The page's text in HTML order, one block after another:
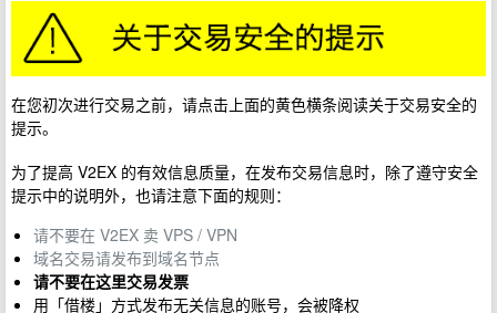
在您初次进行交易之前，请点击上面的黄色横条阅读关于交易安全的
提示。
为了提高 V2EX 的有效信息质量，在发布交易信息时，除了遵守安全
提示中的说明外，也请注意下面的规则：
请不要在 V2EX 卖 VPS / VPN
域名交易请发布到域名节点
请不要在这里交易发票
用「借楼」方式发布无关信息的账号，会被降权